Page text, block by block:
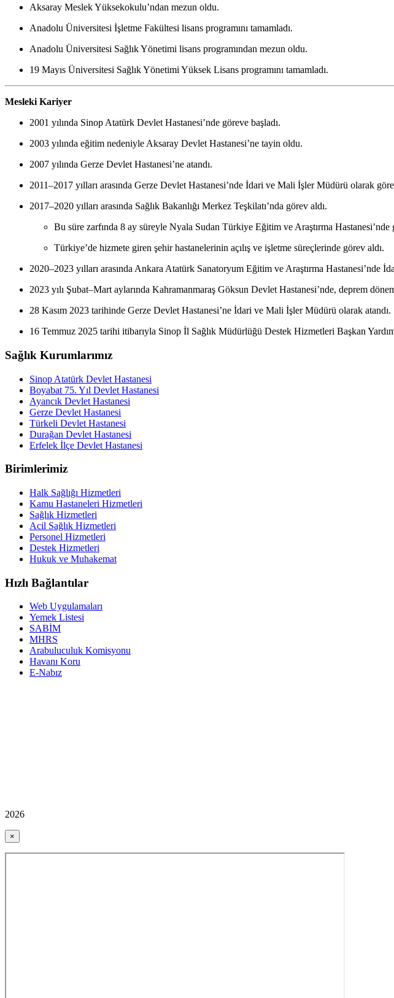
Aksaray Meslek Yüksekokulu’ndan mezun oldu.
Anadolu Üniversitesi İşletme Fakültesi lisans programını tamamladı.
Anadolu Üniversitesi Sağlık Yönetimi lisans programından mezun oldu.
19 Mayıs Üniversitesi Sağlık Yönetimi Yüksek Lisans programını tamamladı.
Mesleki Kariyer
2001 yılında Sinop Atatürk Devlet Hastanesi’nde göreve başladı.
2003 yılında eğitim nedeniyle Aksaray Devlet Hastanesi’ne tayin oldu.
2007 yılında Gerze Devlet Hastanesi’ne atandı.
2011–2017 yılları arasında Gerze Devlet Hastanesi’nde İdari ve Mali İşler Müdürü olarak
2017–2020 yılları arasında Sağlık Bakanlığı Merkez Teşkilatı’nda görev aldı.
Bu süre zarfında 8 ay süreyle Nyala Sudan Türkiye Eğitim ve Araştırma Hastanesi’nde
Türkiye’de hizmete giren şehir hastanelerinin açılış ve işletme süreçlerinde görev aldı.
2020–2023 yılları arasında Ankara Atatürk Sanatoryum Eğitim ve Araştırma Hastanesi’nde
2023 yılı Şubat–Mart aylarında Kahramanmaraş Göksun Devlet Hastanesi’nde, deprem
28 Kasım 2023 tarihinde Gerze Devlet Hastanesi’ne İdari ve Mali İşler Müdürü olarak atandı.
16 Temmuz 2025 tarihi itibarıyla Sinop İl Sağlık Müdürlüğü Destek Hizmetleri Başkan
Sağlık Kurumlarımız
Sinop Atatürk Devlet Hastanesi
Boyabat 75. Yıl Devlet Hastanesi
Ayancık Devlet Hastanesi
Gerze Devlet Hastanesi
Türkeli Devlet Hastanesi
Durağan Devlet Hastanesi
Erfelek İlçe Devlet Hastanesi
Birimlerimiz
Halk Sağlığı Hizmetleri
Kamu Hastaneleri Hizmetleri
Sağlık Hizmetleri
Acil Sağlık Hizmetleri
Personel Hizmetleri
Destek Hizmetleri
Hukuk ve Muhakemat
Hızlı Bağlantılar
Web Uygulamaları
Yemek Listesi
SABİM
MHRS
Arabuluculuk Komisyonu
Havanı Koru
E-Nabız
2026
×